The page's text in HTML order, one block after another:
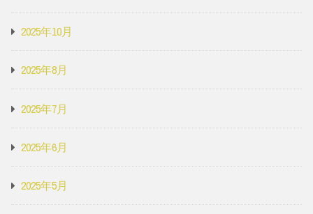
2025年10月
2025年8月
2025年7月
2025年6月
2025年5月